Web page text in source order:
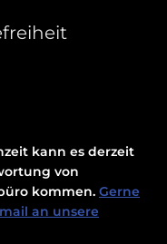
kann es derzeit
von
kommen. Gerne
an unsere